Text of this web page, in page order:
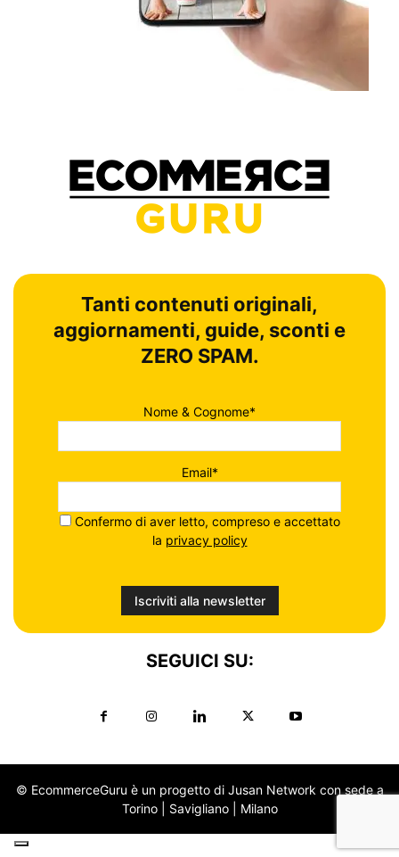
Tanti contenuti originali,
aggiornamenti, guide, sconti e
ZERO SPAM.
Nome & Cognome*
Email*
Confermo di aver letto, compreso e accettato
la privacy policy
SEGUICI SU:
© EcommerceGuru è un progetto di Jusan Network con sede a
Torino | Savigliano | Milano